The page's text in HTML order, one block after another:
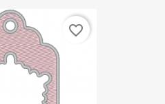
favorite_border